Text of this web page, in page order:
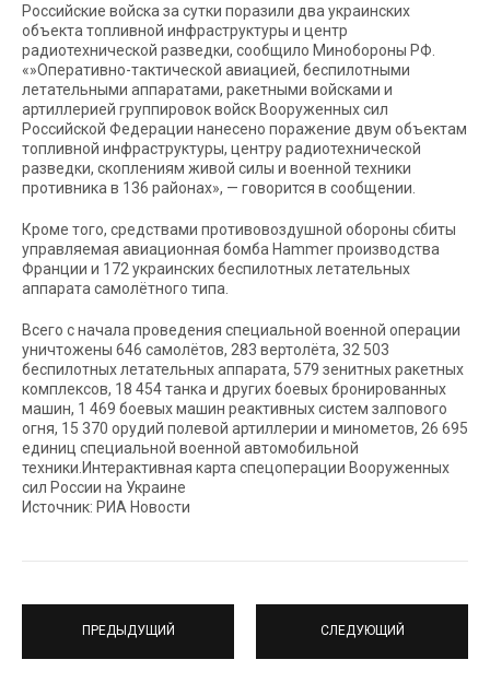
Российские войска за сутки поразили два украинских
объекта топливной инфраструктуры и центр
радиотехнической разведки, сообщило Минобороны РФ.
«»Оперативно-тактической авиацией, беспилотными
летательными аппаратами, ракетными войсками и
артиллерией группировок войск Вооруженных сил
Российской Федерации нанесено поражение двум объектам
топливной инфраструктуры, центру радиотехнической
разведки, скоплениям живой силы и военной техники
противника в 136 районах», — говорится в сообщении.
Кроме того, средствами противовоздушной обороны сбиты
управляемая авиационная бомба Hammer производства
Франции и 172 украинских беспилотных летательных
аппарата самолётного типа.
Всего с начала проведения специальной военной операции
уничтожены 646 самолётов, 283 вертолёта, 32 503
беспилотных летательных аппарата, 579 зенитных ракетных
комплексов, 18 454 танка и других боевых бронированных
машин, 1 469 боевых машин реактивных систем залпового
огня, 15 370 орудий полевой артиллерии и минометов, 26 695
единиц специальной военной автомобильной
техники.Интерактивная карта спецоперации Вооруженных
сил России на Украине
Источник: РИА Новости
ПРЕДЫДУЩИЙ СЛЕДУЮЩИЙ